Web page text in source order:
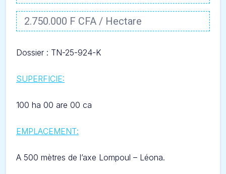
2.750.000 F CFA / Hectare
Dossier : TN-25-924-K
SUPERFICIE:
100 ha 00 are 00 ca
EMPLACEMENT:
A 500 mètres de l’axe Lompoul – Léona.